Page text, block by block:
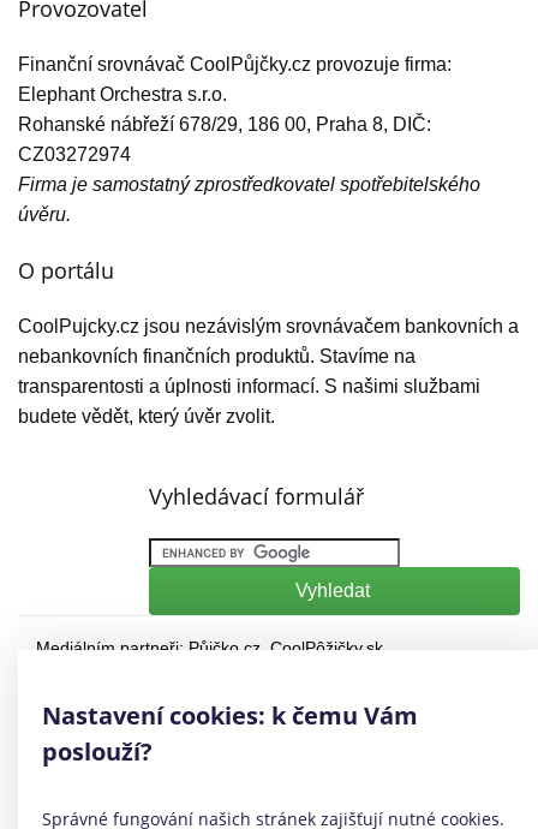
Provozovatel
Finanční srovnávač CoolPůjčky.cz provozuje firma:
Elephant Orchestra s.r.o.
Rohanské nábřeží 678/29, 186 00, Praha 8, DIČ:
CZ03272974
Firma je samostatný zprostředkovatel spotřebitelského
úvěru.
O portálu
CoolPujcky.cz jsou nezávislým srovnávačem bankovních a
nebankovních finančních produktů. Stavíme na
transparentosti a úplnosti informací. S našimi službami
budete vědět, který úvěr zvolit.
Vyhledávací formulář
Mediálním partneři: Půjčko.cz CoolPôžičky.sk
©CoolPujcky.cz - Půjčky online
Váš nezávislý odborný srovnávač půjček pro rok 2026
Provozovatel:Elephant Orchestra, s.r.o. Ve spolupráci sÚspory.cz
Nastavení cookies: k čemu Vám
poslouží?
Správné fungování našich stránek zajišťují nutné cookies.